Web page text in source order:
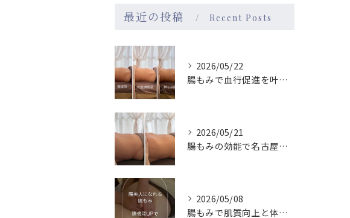
最近の投稿 Recent Posts
2026/05/22
腸もみで血行促進を叶え名古屋駅近で巡りもメンタルも整える実感ガイド
2026/05/21
腸もみの効能で名古屋駅周辺の女性が体質改善を実感する理由と続けやすさ徹底ガイド
2026/05/08
腸もみで肌質向上と体質改善を名古屋駅エリアで目指す方法